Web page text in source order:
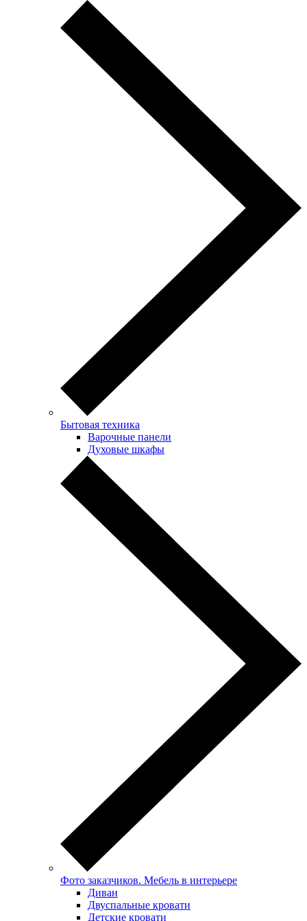
Бытовая техника
Варочные панели
Духовые шкафы
Фото заказчиков. Мебель в интерьере
Диван
Двуспальные кровати
Детские кровати